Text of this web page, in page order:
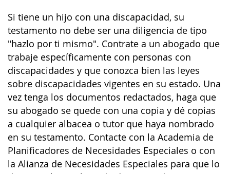
Si tiene un hijo con una discapacidad, su
testamento no debe ser una diligencia de tipo
"hazlo por ti mismo". Contrate a un abogado que
trabaje específicamente con personas con
discapacidades y que conozca bien las leyes
sobre discapacidades vigentes en su estado. Una
vez tenga los documentos redactados, haga que
su abogado se quede con una copia y dé copias
a cualquier albacea o tutor que haya nombrado
en su testamento. Contacte con la Academia de
Planificadores de Necesidades Especiales o con
la Alianza de Necesidades Especiales para que lo